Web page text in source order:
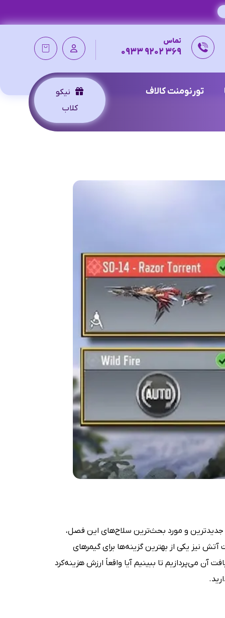
تماس
369 9202 0933
تورنومنت کالاف
نیکو
کلاب
جدیدترین و مورد بحث‌ترین سلاح‌های این فصل،
نیز یکی از بهترین گزینه‌ها برای گیمرهای
می‌پردازیم تا ببینیم آیا واقعاً ارزش هزینه‌کرد